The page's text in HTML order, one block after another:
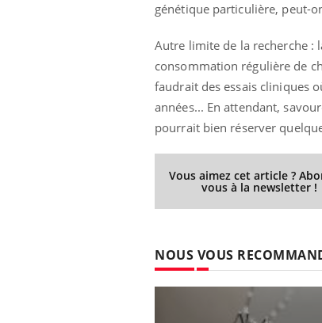
génétique particulière, peut-
Autre limite de la recherche :
consommation régulière de
faudrait des essais cliniques
années... En attendant,
pourrait bien réserver
Vous aimez cet article ?
vous à la newsletter !
NOUS VOUS
Insuline & Charge mentale : et si on
osait en parler??Youtube
En 2026, l'insuline dans le diabète de
reste entourée d'idées reçues chez les
patients comme parfois chez les